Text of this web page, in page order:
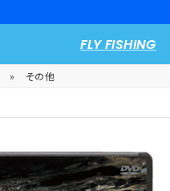
FLY FISHING
» その他